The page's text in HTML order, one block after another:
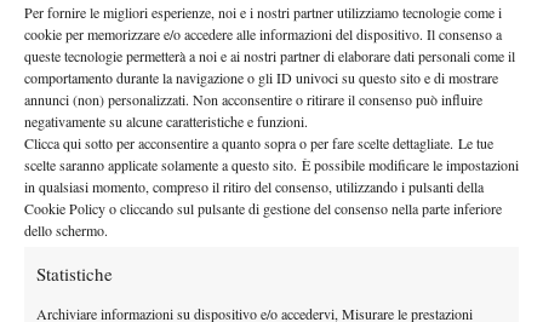
Per fornire le migliori esperienze, noi e i nostri partner utilizziamo tecnologie come i
cookie per memorizzare e/o accedere alle informazioni del dispositivo. Il consenso a
queste tecnologie permetterà a noi e ai nostri partner di elaborare dati personali come il
comportamento durante la navigazione o gli ID univoci su questo sito e di mostrare
annunci (non) personalizzati. Non acconsentire o ritirare il consenso può influire
negativamente su alcune caratteristiche e funzioni.
Clicca qui sotto per acconsentire a quanto sopra o per fare scelte dettagliate. Le tue
scelte saranno applicate solamente a questo sito. È possibile modificare le impostazioni
in qualsiasi momento, compreso il ritiro del consenso, utilizzando i pulsanti della
Cookie Policy o cliccando sul pulsante di gestione del consenso nella parte inferiore
dello schermo.
Statistiche
Archiviare informazioni su dispositivo e/o accedervi, Misurare le prestazioni
(4) Basilettivs Grymalska
Raggi vs Zanolini
Tambelli vs Alvisi
Fornasieri vs(8) Mair
(6) Serbanvs Piangerelli
Ferrando vs Moccia
Maduzzi vs Ricci
(5) Mazzola